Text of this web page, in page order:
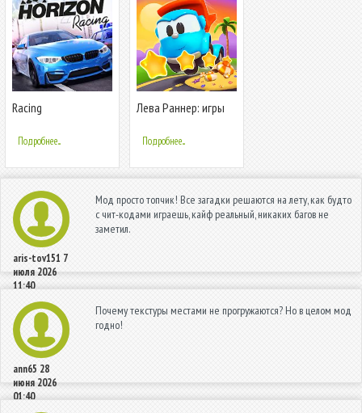
Racing
гонка
Подробнее...
Лева Раннер: игры
Подробнее...
aris-tov151 7
июля 2026
11:40
Мод просто топчик! Все загадки решаются на лету, как будто
с чит-кодами играешь, кайф реальный, никаких багов не
заметил.
ann65 28
июня 2026
01:40
Почему текстуры местами не прогружаются? Но в целом мод
годно!